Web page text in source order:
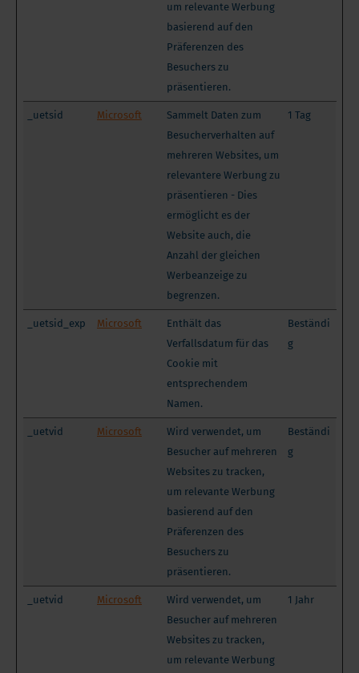
um relevante Werbung
basierend auf den
Präferenzen des
Besuchers zu
präsentieren.
_uetsid Microsoft
Sammelt Daten zum
Besucherverhalten auf
mehreren Websites, um
relevantere Werbung zu
präsentieren - Dies
ermöglicht es der
Website auch, die
Anzahl der gleichen
Werbeanzeige zu
begrenzen.
1 Tag
_uetsid_exp Microsoft
Enthält das
Verfallsdatum für das
Cookie mit
entsprechendem
Namen.
Beständi
g
_uetvid Microsoft
Wird verwendet, um
Besucher auf mehreren
Websites zu tracken,
um relevante Werbung
basierend auf den
Präferenzen des
Besuchers zu
präsentieren.
Beständi
g
_uetvid Microsoft
Wird verwendet, um
Besucher auf mehreren
Websites zu tracken,
um relevante Werbung
1 Jahr